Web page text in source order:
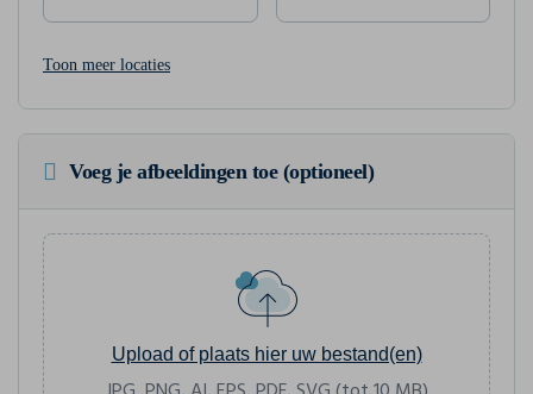
Toon meer locaties
Voeg je afbeeldingen toe (optioneel)
Upload of plaats hier uw bestand(en)